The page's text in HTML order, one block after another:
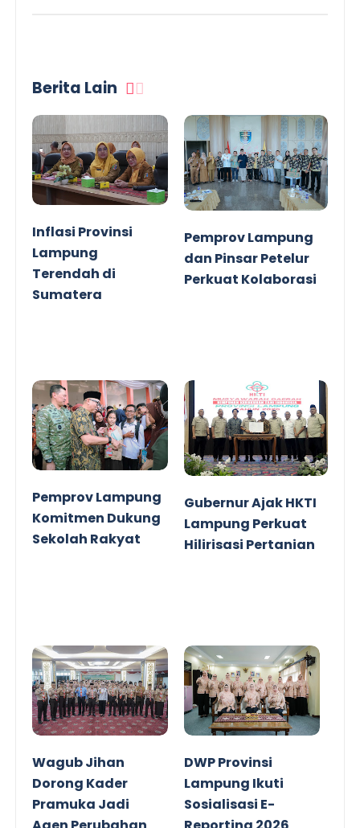
Berita Lain
Inflasi Provinsi
Lampung
Terendah di
Sumatera
Pemprov Lampung
dan Pinsar Petelur
Perkuat Kolaborasi
Pemprov Lampung
Komitmen Dukung
Sekolah Rakyat
Gubernur Ajak HKTI
Lampung Perkuat
Hilirisasi Pertanian
Wagub Jihan
Dorong Kader
Pramuka Jadi
DWP Provinsi
Lampung Ikuti
Sosialisasi E-